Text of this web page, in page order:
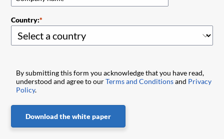
Country:
By submitting this form you acknowledge that you have read,
understood and agree to ourTerms and Conditionsand Privacy
Policy.
Download the white paper